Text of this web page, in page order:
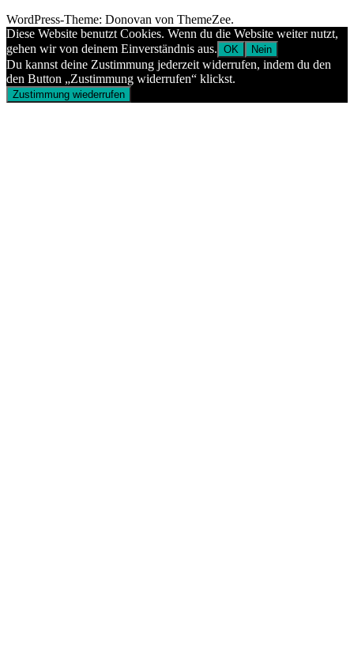
WordPress-Theme: Donovan von ThemeZee.
Diese Website benutzt Cookies. Wenn du die Website weiter nutzt,
gehen wir von deinem Einverständnis aus. OK Nein
Du kannst deine Zustimmung jederzeit widerrufen, indem du den
den Button „Zustimmung widerrufen“ klickst.
Zustimmung wiederrufen